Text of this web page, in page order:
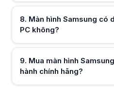
Hữu ích (0
8. Màn hình Samsung có
PC không?
Hữu ích (0 )
9. Mua màn hình
hành chính hãng?